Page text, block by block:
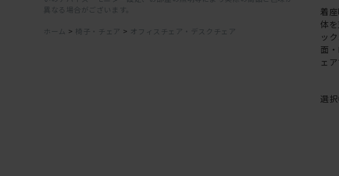
異なる場合がございます。
ホーム > 椅子・チェア > オフィスチェア・デスクチェア
着
体
ッ
面
ェア
選